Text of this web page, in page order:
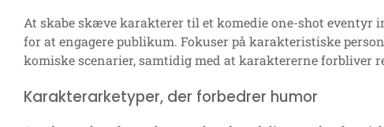
At skabe skæve karakterer til et komedie one-shot
for at engagere publikum. Fokuser på karakteristiske
komiske scenarier, samtidig med at karaktererne forbliver
Karakterarketyper, der forbedrer humor